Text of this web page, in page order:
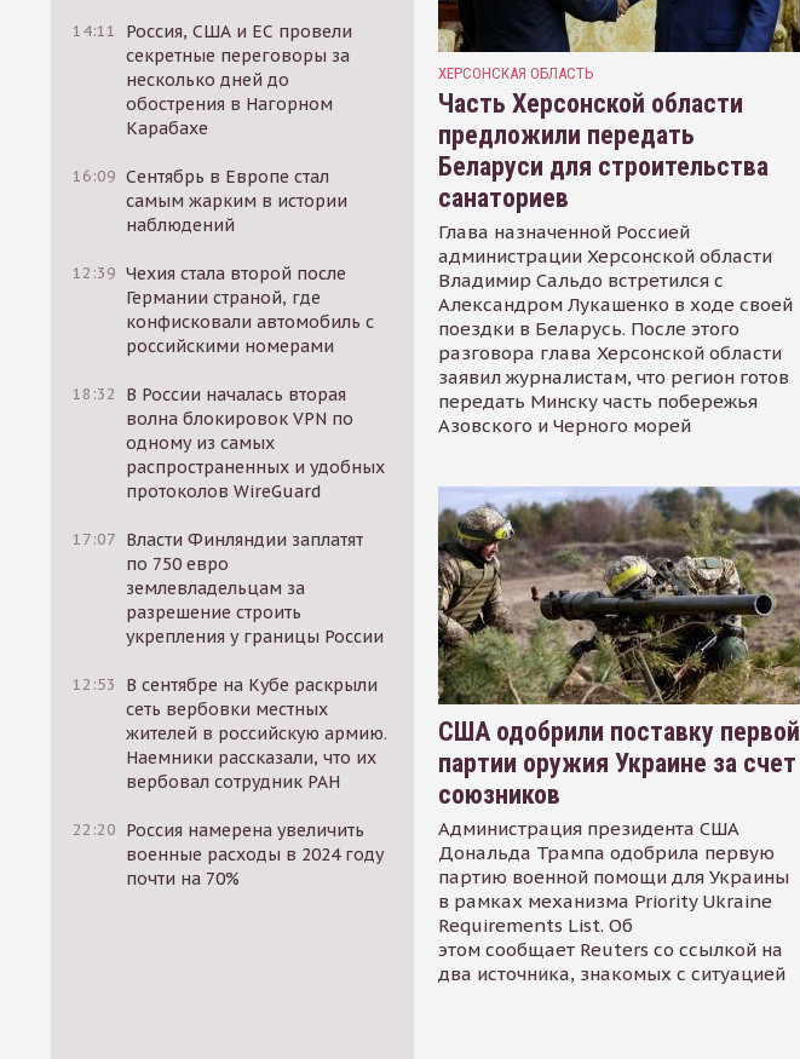
14:11
Россия, США и ЕС провели
секретные переговоры за
несколько дней до
обострения в Нагорном
Карабахе
16:09 Сентябрь в Европе стал
самым жарким в истории
наблюдений
12:39 Чехия стала второй после
Германии страной, где
конфисковали автомобиль с
российскими номерами
18:32
В России началась вторая
волна блокировок VPN по
одному из самых
распространенных и удобных
протоколов WireGuard
17:07 Власти Финляндии заплатят
по 750 евро
землевладельцам за
разрешение строить
укрепления у границы России
12:53
В сентябре на Кубе раскрыли
сеть вербовки местных
жителей в российскую армию.
Наемники рассказали, что их
вербовал сотрудник РАН
22:20 Россия намерена увеличить
военные расходы в 2024 году
почти на 70%
ХЕРСОНСКАЯ ОБЛАСТЬ
Часть Херсонской области
предложили передать
Беларуси для строительства
санаториев
Глава назначенной Россией
администрации Херсонской области
Владимир Сальдо встретился с
Александром Лукашенко в ходе своей
поездки в Беларусь. После этого
разговора глава Херсонской области
заявил журналистам, что регион готов
передать Минску часть побережья
Азовского и Черного морей
США одобрили поставку первой
партии оружия Украине за счет
союзников
Администрация президента США
Дональда Трампа одобрила первую
партию военной помощи для Украины
в рамках механизма Priority Ukraine
Requirements List. Об
этом сообщает Reuters со ссылкой на
два источника, знакомых с ситуацией